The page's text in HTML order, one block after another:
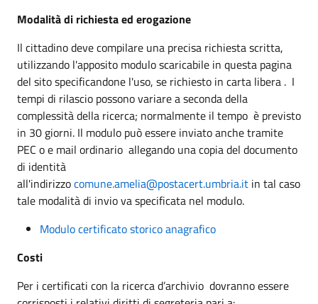
Modalità di richiesta ed erogazione
Il cittadino deve compilare una precisa richiesta scritta,
utilizzando l'apposito modulo scaricabile in questa pagina
del sito specificandone l'uso, se richiesto in carta libera . I
tempi di rilascio possono variare a seconda della
complessità della ricerca; normalmente il tempo è previsto
in 30 giorni. Il modulo può essere inviato anche tramite
PEC o e mail ordinario allegando una copia del documento
di identità
all'indirizzocomune.amelia@postacert.umbria.it in tal caso
tale modalità di invio va specificata nel modulo.
Modulo certificato storico anagrafico
Costi
Per i certificati con la ricerca d’archivio dovranno essere